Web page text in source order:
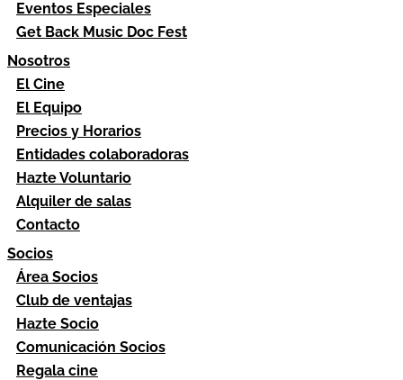
Eventos Especiales
Get Back Music Doc Fest
Nosotros
El Cine
El Equipo
Precios y Horarios
Entidades colaboradoras
Hazte Voluntario
Alquiler de salas
Contacto
Socios
Área Socios
Club de ventajas
Hazte Socio
Comunicación Socios
Regala cine